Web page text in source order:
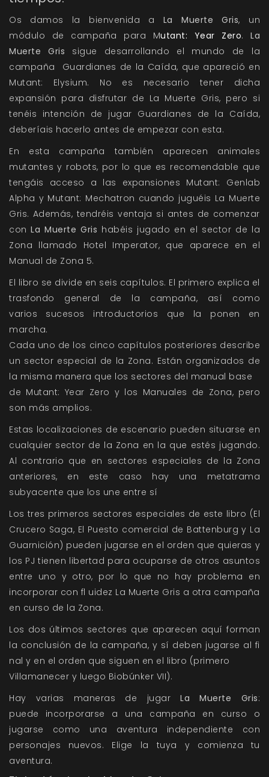
Os damos la bienvenida a La Muerte Gris, un
módulo de campaña para Mutant: Year Zero. La
Muerte Gris sigue desarrollando el mundo de la
campaña Guardianes de la Caída, que apareció en
Mutant: Elysium. No es necesario tener dicha
expansión para disfrutar de La Muerte Gris, pero si
tenéis intención de jugar Guardianes de la Caída,
deberíais hacerlo antes de empezar con esta.
En esta campaña también aparecen animales
mutantes y robots, por lo que es recomendable que
tengáis acceso a las expansiones Mutant: Genlab
Alpha y Mutant: Mechatron cuando juguéis La Muerte
Gris. Además, tendréis ventaja si antes de comenzar
conLa Muerte Gris habéis jugado en el sector de la
Zona llamado Hotel Imperator, que aparece en el
Manual de Zona 5.
El libro se divide en seis capítulos. El primero explica el
trasfondo general de la campaña, así como
varios sucesos introductorios que la ponen en
marcha.
Cada uno de los cinco capítulos posteriores describe
un sector especial de la Zona. Están organizados de
la misma manera que los sectores del manual base
de Mutant: Year Zero y los Manuales de Zona, pero
son más amplios.
Estas localizaciones de escenario pueden situarse en
cualquier sector de la Zona en la que estés jugando.
Al contrario que en sectores especiales de la Zona
anteriores, en este caso hay una metatrama
subyacente que los une entre sí
Los tres primeros sectores especiales de este libro (El
Crucero Saga, El Puesto comercial de Battenburg y La
Guarnición) pueden jugarse en el orden que quieras y
los PJ tienen libertad para ocuparse de otros asuntos
entre uno y otro, por lo que no hay problema en
incorporar con fl uidez La Muerte Gris a otra campaña
en curso de la Zona.
Los dos últimos sectores que aparecen aquí forman
la conclusión de la campaña, y sí deben jugarse al fi
nal y en el orden que siguen en el libro (primero
Villamanecer y luego Biobúnker VII).
Hay varias maneras de jugarLa Muerte Gris:
puede incorporarse a una campaña en curso o
jugarse como una aventura independiente con
personajes nuevos. Elige la tuya y comienza tu
aventura.